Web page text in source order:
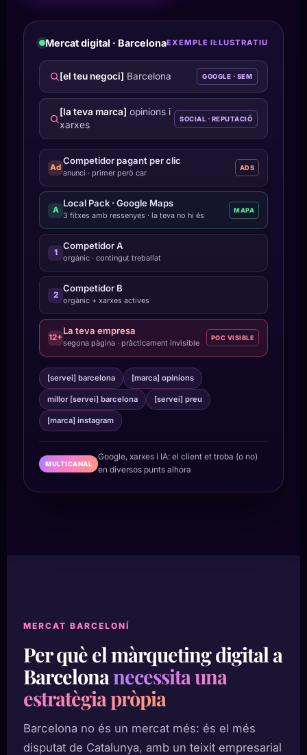
Mercat digital · BarcelonaEXEMPLE IL·LUSTRATIU
[el teu negoci] Barcelona GOOGLE · SEM
[la teva marca] opinions i
xarxes
SOCIAL · REPUTACIÓ
Ad
Competidor pagant per clic
anunci · primer però car
ADS
A
Local Pack · Google Maps
3 fitxes amb ressenyes · la teva no hi és
MAPA
1
Competidor A
orgànic · contingut treballat
2
Competidor B
orgànic + xarxes actives
12+
La teva empresa
segona pàgina · pràcticament invisible
POC VISIBLE
[servei] barcelona [marca] opinions
millor [servei] barcelona [servei] preu
[marca] instagram
MULTICANAL
Google, xarxes i IA: el client et troba (o no)
en diversos punts alhora
MERCAT BARCELONÍ
Per què el màrqueting digital a
Barcelonanecessita una
estratègia pròpia
Barcelona no és un mercat més: és el més
disputat de Catalunya, amb un teixit empresarial